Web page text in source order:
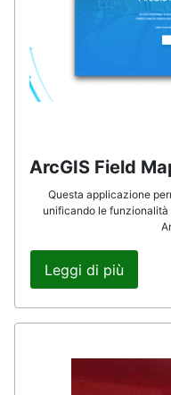
ArcGIS Field
Questa applicazione
unificando le funzionalità
Leggi di più